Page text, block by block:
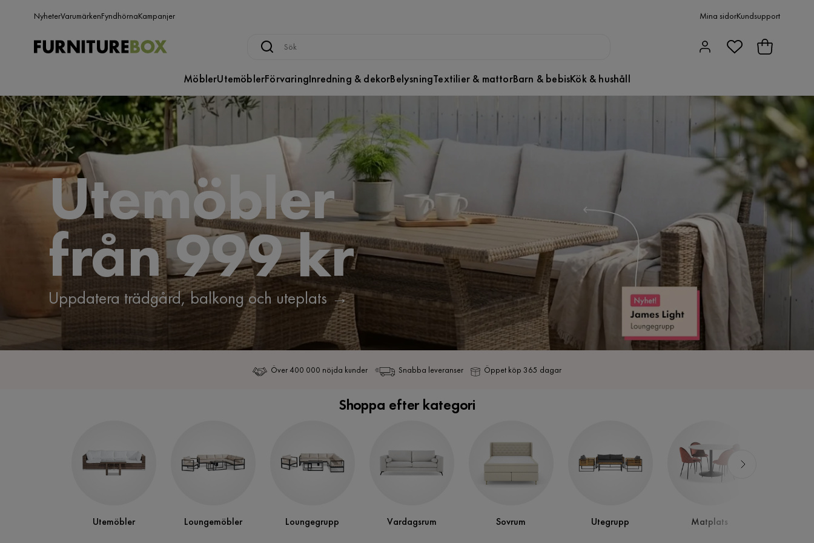
NyheterVarumärkenFyndhörnaKampanjer Mina sidorKundsupport
MöblerUtemöblerFörvaringInredning & dekorBelysningTextilier & mattorBarn & bebisKök & hushåll
Utemöbler
från 999 kr
Uppdatera trädgård, balkong och uteplats →
Över 400 000 nöjda kunder Snabba leveranser Öppet köp 365 dagar
Shoppa efter kategori
Utemöbler Loungemöbler Loungegrupp Vardagsrum Sovrum Utegrupp Matplats